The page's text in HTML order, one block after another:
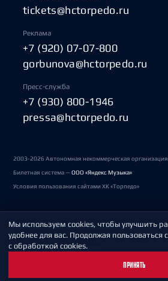
tickets@hctorpedo.ru
Реклама
+7 (920) 07-07-800
gorbunova@hctorpedo.ru
Пресс-служба
+7 (930) 800-1946
pressa@hctorpedo.ru
2003-2026 Автономная некоммерческая организация
Билетная система —ООО «Яндекс Музыка»
Условия пользования сайтами ХК «Торпедо»
Политика обработки персональных данных
Пользовательское соглашение
Мы используем cookies, чтобы улучшить
удобнее для вас. Продолжая пользоваться
с обработкой cookies.
ПРИНЯТЬ